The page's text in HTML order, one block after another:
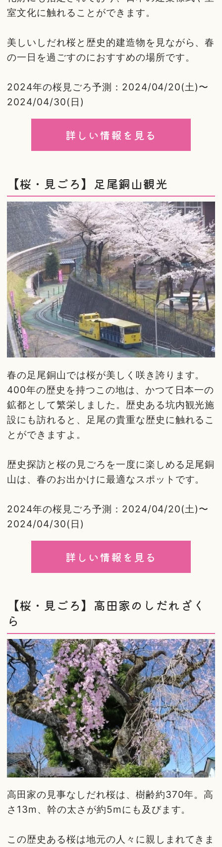
室文化に触れることができます。
美しいしだれ桜と歴史的建造物を見ながら、春
の一日を過ごすのにおすすめの場所です。
2024年の桜見ごろ予測：2024/04/20(土)〜
2024/04/30(日)
詳しい情報を見る
【桜・見ごろ】足尾銅山観光
春の足尾銅山では桜が美しく咲き誇ります。
400年の歴史を持つこの地は、かつて日本一の
鉱都として繁栄しました。歴史ある坑内観光施
設にも訪れると、足尾の貴重な歴史に触れるこ
とができますよ。
歴史探訪と桜の見ごろを一度に楽しめる足尾銅
山は、春のお出かけに最適なスポットです。
2024年の桜見ごろ予測：2024/04/20(土)〜
2024/04/30(日)
詳しい情報を見る
【桜・見ごろ】高田家のしだれざく
ら
高田家の見事なしだれ桜は、樹齢約370年。高
さ13m、幹の太さが約5mにも及びます。
この歴史ある桜は地元の人々に親しまれてきま